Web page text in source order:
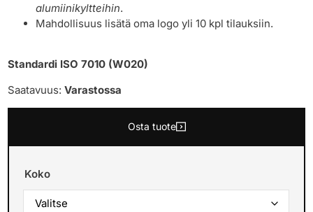
alumiinikyltteihin.
Mahdollisuus lisätä oma logo yli 10 kpl tilauksiin.
Standardi ISO 7010 (W020)
Saatavuus:Varastossa
Osta tuote
Koko